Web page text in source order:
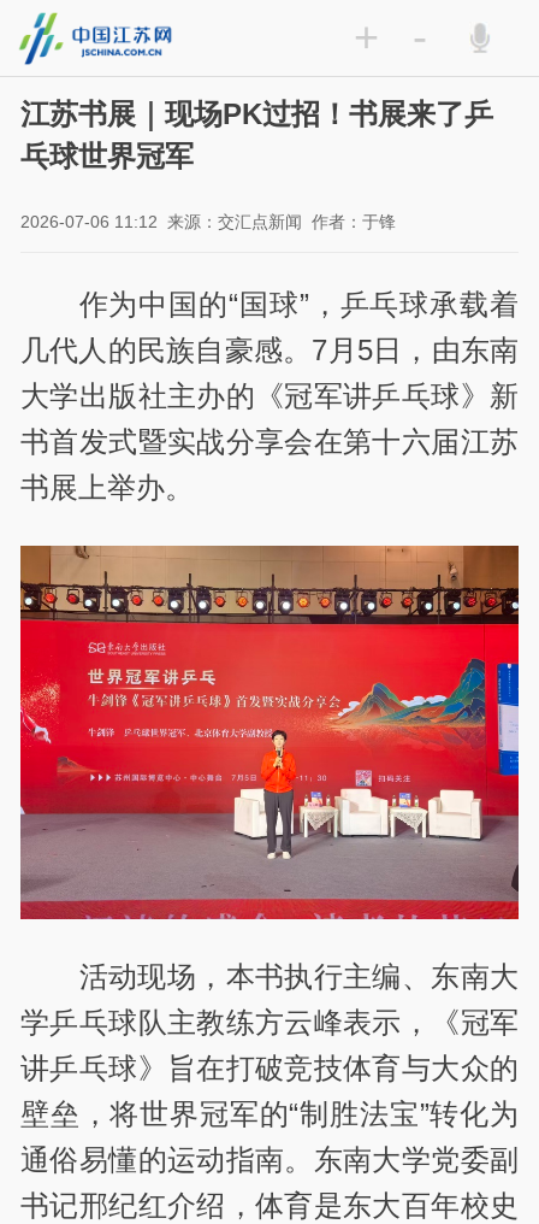
+ -
江苏书展｜现场PK过招！书展来了乒
乓球世界冠军
2026-07-06 11:12 来源：交汇点新闻 作者：于锋
作为中国的“国球”，乒乓球承载着
几代人的民族自豪感。7月5日，由东南
大学出版社主办的《冠军讲乒乓球》新
书首发式暨实战分享会在第十六届江苏
书展上举办。
活动现场，本书执行主编、东南大
学乒乓球队主教练方云峰表示，《冠军
讲乒乓球》旨在打破竞技体育与大众的
壁垒，将世界冠军的“制胜法宝”转化为
通俗易懂的运动指南。东南大学党委副
书记邢纪红介绍，体育是东大百年校史